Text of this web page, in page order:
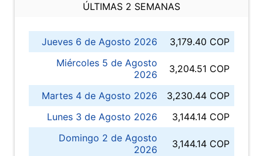
ÚLTIMAS 2 SEMANAS
Jueves 6 de Agosto 2026
3,179.40 COP
Miércoles 5 de Agosto
2026
3,204.51 COP
Martes 4 de Agosto 2026
3,230.44 COP
Lunes 3 de Agosto 2026
3,144.14 COP
Domingo 2 de Agosto
2026
3,144.14 COP